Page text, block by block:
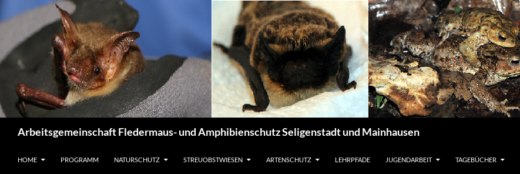
Arbeitsgemeinschaft Fledermaus- und Amphibienschutz Seligenstadt und Mainhausen
HOME
PROGRAMM NATURSCHUTZ STREUOBSTWIESEN ARTENSCHUTZ LEHRPFADE JUGENDARBEIT TAGEBÜCHER